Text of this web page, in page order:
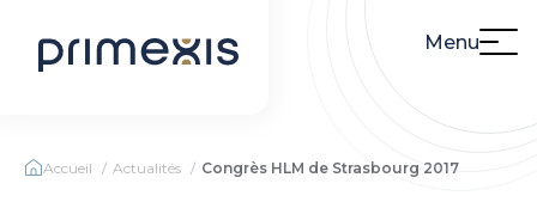
Menu
Accueil Actualités Congrès HLM de Strasbourg 2017